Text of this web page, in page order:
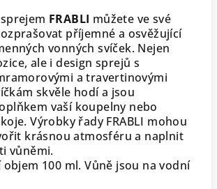
FRABLI můžete ve své
příjemné a osvěžující
vonných svíček. Nejen
ale i design sprejů s
a travertinovými
skvěle hodí a jsou
vaší koupelny nebo
Výrobky řady FRABLI mohou
krásnou atmosféru a naplnit
vůněmi.
objem 100 ml. Vůně jsou na vodní